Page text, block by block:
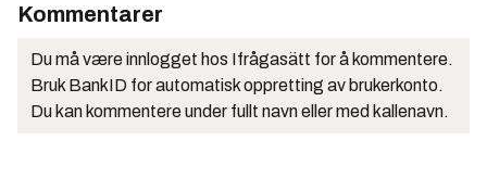
Kommentarer
Du må være innlogget hos Ifrågasätt for å kommentere.
Bruk BankID for automatisk oppretting av brukerkonto.
Du kan kommentere under fullt navn eller med kallenavn.